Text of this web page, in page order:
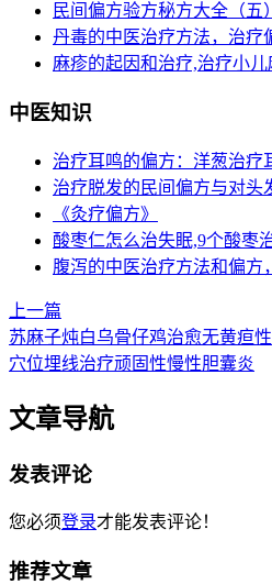
民间偏方验方秘方大全（五）
丹毒的中医治疗方法，治疗
麻疹的起因和治疗,治疗小
中医知识
治疗耳鸣的偏方：洋葱治疗
治疗脱发的民间偏方与对头
《灸疗偏方》
酸枣仁怎么治失眠,9个酸枣
腹泻的中医治疗方法和偏方
上一篇
苏麻子炖白乌骨仔鸡治愈无黄疸
穴位埋线治疗顽固性慢性胆囊炎
文章导航
发表评论
您必须登录才能发表评论！
推荐文章